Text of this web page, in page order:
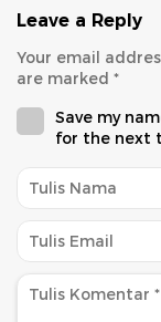
Leave a Reply
Your email
are marked *
Save my
for the next